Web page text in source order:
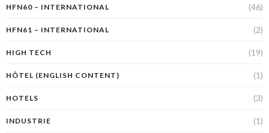
HFN60 – INTERNATIONAL (46)
HFN61 – INTERNATIONAL (2)
HIGH TECH (19)
HÔTEL (ENGLISH CONTENT) (1)
HOTELS (3)
INDUSTRIE (1)